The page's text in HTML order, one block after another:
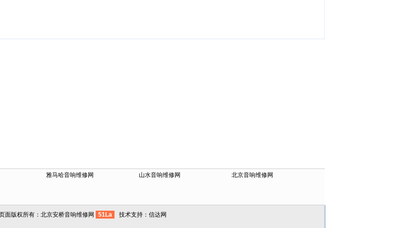
雅马哈音响维修网 山水音响维修网 北京音响维修网
面版权所有：北京安桥音响维修网 51La 技术支持： 信达网